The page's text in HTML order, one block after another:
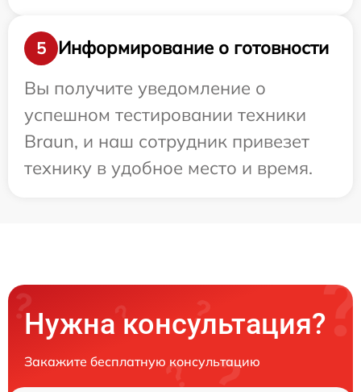
5
Информирование о готовности
Вы получите уведомление о
успешном тестировании техники
Braun, и наш сотрудник привезет
технику в удобное место и время.
Нужна консультация?
Закажите бесплатную консультацию